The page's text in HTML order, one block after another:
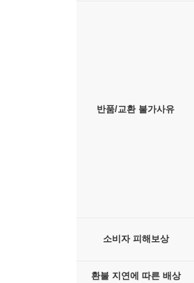
반품/교환 불가사유
소비자 피해보상
환불 지연에 따른 배상